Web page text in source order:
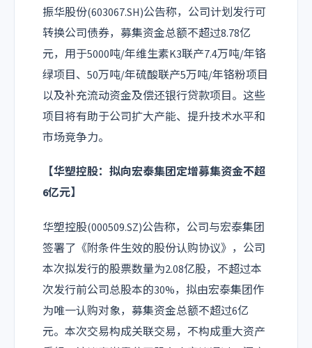
振华股份(603067.SH)公告称，公司计划发行可
转换公司债券，募集资金总额不超过8.78亿
元，用于5000吨/年维生素K3联产7.4万吨/年铬
绿项目、50万吨/年硫酸联产5万吨/年铬粉项目
以及补充流动资金及偿还银行贷款项目。这些
项目将有助于公司扩大产能、提升技术水平和
市场竞争力。
【华塑控股：拟向宏泰集团定增募集资金不超
6亿元】
华塑控股(000509.SZ)公告称，公司与宏泰集团
签署了《附条件生效的股份认购协议》，公司
本次拟发行的股票数量为2.08亿股，不超过本
次发行前公司总股本的30%，拟由宏泰集团作
为唯一认购对象，募集资金总额不超过6亿
元。本次交易构成关联交易，不构成重大资产